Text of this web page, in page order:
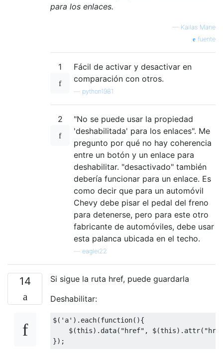
para los enlaces.
— Kailas Mane
fuente
1
Fácil de activar y desactivar en
comparación con otros.
python1981
2
"No se puede usar la propiedad
'deshabilitada' para los enlaces". Me
pregunto por qué no hay coherencia
entre un botón y un enlace para
deshabilitar. "desactivado" también
debería funcionar para un enlace. Es
como decir que para un automóvil
Chevy debe pisar el pedal del freno
para detenerse, pero para este otro
fabricante de automóviles, debe usar
esta palanca ubicada en el techo.
eaglei22
14
Si sigue la ruta href, puede guardarla
Deshabilitar:
$( 'a' ). each(function(){
    $
(this). data( "href" , $(this). attr(
});